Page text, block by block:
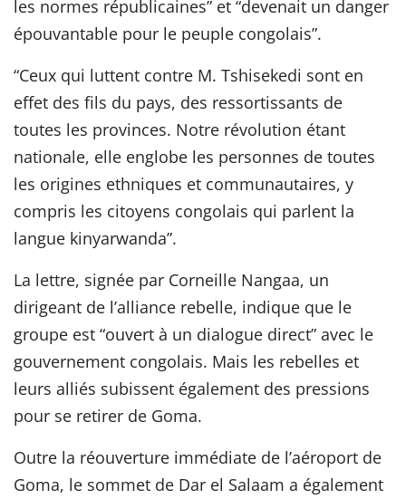
les normes républicaines” et “devenait un danger
épouvantable pour le peuple congolais”.
“Ceux qui luttent contre M. Tshisekedi sont en
effet des fils du pays, des ressortissants de
toutes les provinces. Notre révolution étant
nationale, elle englobe les personnes de toutes
les origines ethniques et communautaires, y
compris les citoyens congolais qui parlent la
langue kinyarwanda”.
La lettre, signée par Corneille Nangaa, un
dirigeant de l’alliance rebelle, indique que le
groupe est “ouvert à un dialogue direct” avec le
gouvernement congolais. Mais les rebelles et
leurs alliés subissent également des pressions
pour se retirer de Goma.
Outre la réouverture immédiate de l’aéroport de
Goma, le sommet de Dar el Salaam a également